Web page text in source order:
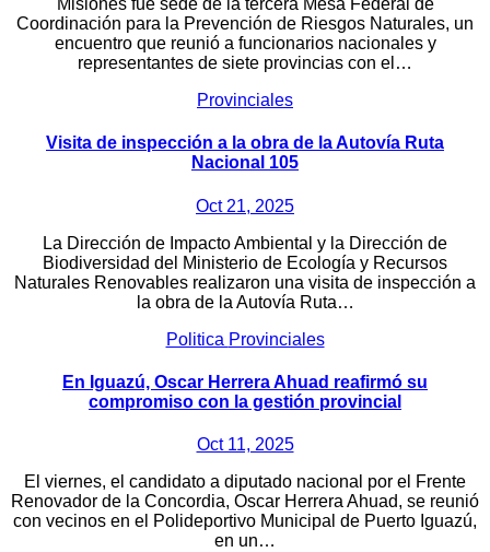
Misiones fue sede de la tercera Mesa Federal de
Coordinación para la Prevención de Riesgos Naturales, un
encuentro que reunió a funcionarios nacionales y
representantes de siete provincias con el…
Provinciales
Visita de inspección a la obra de la Autovía Ruta
Nacional 105
Oct 21, 2025
La Dirección de Impacto Ambiental y la Dirección de
Biodiversidad del Ministerio de Ecología y Recursos
Naturales Renovables realizaron una visita de inspección a
la obra de la Autovía Ruta…
Politica Provinciales
En Iguazú, Oscar Herrera Ahuad reafirmó su
compromiso con la gestión provincial
Oct 11, 2025
El viernes, el candidato a diputado nacional por el Frente
Renovador de la Concordia, Oscar Herrera Ahuad, se reunió
con vecinos en el Polideportivo Municipal de Puerto Iguazú,
en un…